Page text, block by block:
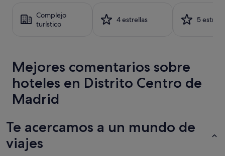
1 noche
precios
y
la
disponibilidad
están
sujetos
cambios.
Pueden
aplicarse
términos
Complejo
turístico
4 estrellas 5
Mejores comentarios sobre
hoteles en Distrito Centro de
Madrid
Te acercamos a un mundo de
viajes